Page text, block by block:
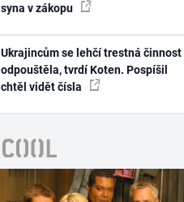
syna v zákopu
Ukrajincům se lehčí trestná činnost
odpouštěla, tvrdí Koten. Pospíšil
chtěl vidět čísla